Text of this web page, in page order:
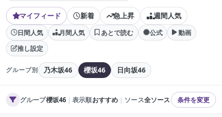
マイフィード 新着 急上昇 週間人気
日間人気 月間人気 あとで読む 公式
動画
推し設定
グループ別 乃木坂46 櫻坂46 日向坂46
グループ櫻坂46 ｜表示順おすすめ ｜ ソース全ソース 条件を変更